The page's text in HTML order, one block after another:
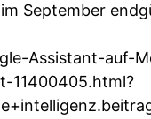
September
Assistant-auf-
11400405.html?